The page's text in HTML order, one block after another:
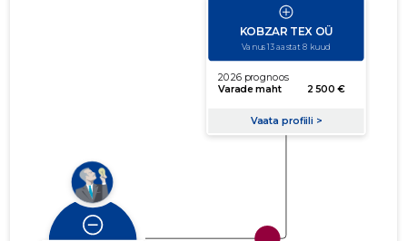
käibe suurus
võla suurus
Seoste laiendamine